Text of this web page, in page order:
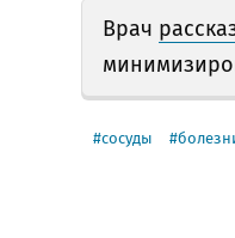
Врач
сосуды